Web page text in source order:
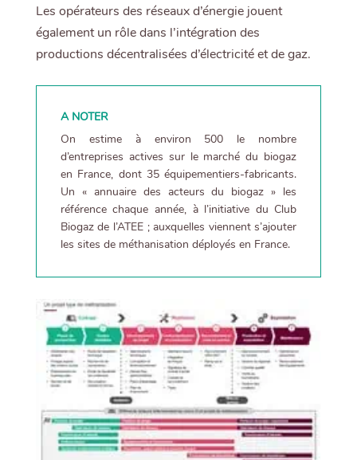
Les opérateurs des réseaux d’énergie jouent
également un rôle dans l’intégration des
productions décentralisées d’électricité et de gaz.
A NOTER
On estime à environ 500 le nombre
d’entreprises actives sur le marché du biogaz
en France, dont 35 équipementiers-fabricants.
Un « annuaire des acteurs du biogaz » les
référence chaque année, à l’initiative du Club
Biogaz de l’ATEE ; auxquelles viennent s’ajouter
les sites de méthanisation déployés en France.